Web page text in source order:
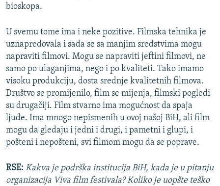
bioskopa.
U svemu tome ima i neke pozitive. Filmska tehnika je
uznapredovala i sada se sa manjim sredstvima mogu
napraviti filmovi. Mogu se napraviti jeftini filmovi, ne
samo po ulaganjima, nego i po kvaliteti. Tako imamo
visoku produkciju, dosta srednje kvalitetnih filmova.
Društvo se promijenilo, film se mijenja, filmski pogledi
su drugačiji. Film stvarno ima mogućnost da spaja
ljude. Ima mnogo nepismenih u ovoj našoj BiH, ali film
mogu da gledaju i jedni i drugi, i pametni i glupi, i
pošteni i nepošteni, svi filmom mogu da se poprave.
RSE: Kakva je podrška institucija BiH, kada je u pitanju
organizacija Viva film festivala? Koliko je uopšte teško